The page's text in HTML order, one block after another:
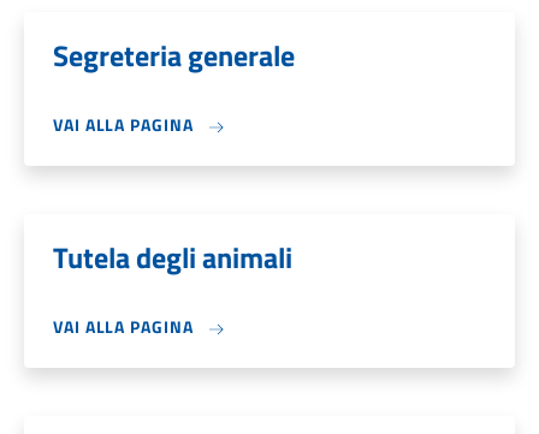
Segreteria generale
VAI ALLA PAGINA
Tutela degli animali
VAI ALLA PAGINA